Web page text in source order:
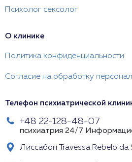
Психолог сексолог
О клинике
Политика конфиденциальности
Согласие на обработку
Телефон психиатрической
+48 22-128-48-07
психиатрия 24/7
Лиссабон Travessa Rebelo da